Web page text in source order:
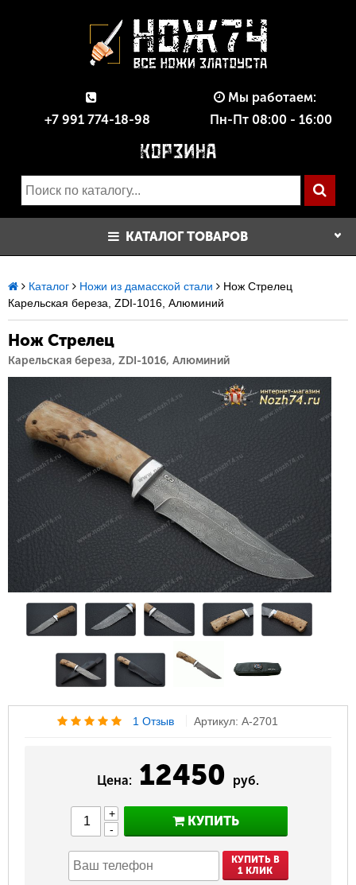
+7 991 774-18-98
Мы работаем:
Пн-Пт 08:00 - 16:00
КАТАЛОГ ТОВАРОВ
Каталог Ножи из дамасской стали
Нож Стрелец
Карельская береза, ZDI-1016, Алюминий
Нож Стрелец
Карельская береза, ZDI-1016, Алюминий
1 Отзыв Артикул: A-2701
Цена: 12450 руб.
+
-
КУПИТЬ
КУПИТЬ В
1 КЛИК